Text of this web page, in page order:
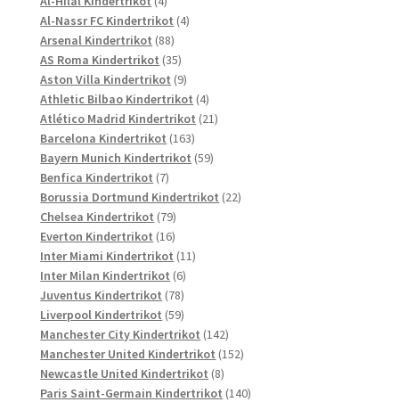
Produkte
Al-Nassr FC Kindertrikot 44
Arsenal Kindertrikot 8888
Produkte
AS Roma Kindertrikot 3535
Produkte
Aston Villa Kindertrikot 99
Produkte
Athletic Bilbao Kindertrikot 44
Produkte
Atlético Madrid Kindertrikot 2121
Barcelona Kindertrikot 163163
Produkte
Bayern Munich Kindertrikot 5959
Benfica Kindertrikot 77
Produkte
Borussia Dortmund Kindertrikot 2222
Chelsea Kindertrikot 7979
Produkte
Everton Kindertrikot 1616
Produkte
Inter Miami Kindertrikot 1111
Inter Milan Kindertrikot 66
Produkte
Juventus Kindertrikot 7878
Produkte
Liverpool Kindertrikot 5959
Produkte
Manchester City Kindertrikot 142142
Produkte
Manchester United Kindertrikot 152152
Newcastle United Kindertrikot 88
Produkte
Paris Saint-Germain Kindertrikot 140140